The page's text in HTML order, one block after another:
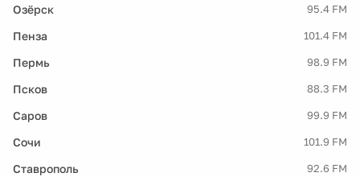
Озёрск 95.4 FM
Пенза 101.4 FM
Пермь 98.9 FM
Псков 88.3 FM
Саров 99.9 FM
Сочи 101.9 FM
Ставрополь 92.6 FM